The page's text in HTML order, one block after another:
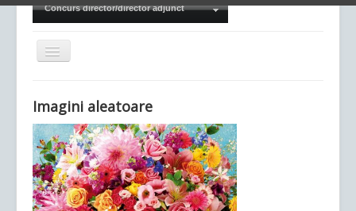
Concurs director/director adjunct
Comută
navigarea
Ultimele articole: Vi, 04.11.2022 -Inspectoratul Școlar
Județean Mehedinți
Imagini aleatoare